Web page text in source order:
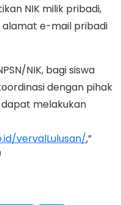
NIK milik pribadi,
e-mail pribadi
NIK, bagi siswa
dengan pihak
dapat melakukan
vervalLulusan/,”